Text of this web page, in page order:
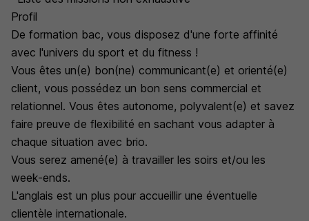
Profil
De formation bac, vous disposez d'une forte affinité
avec l'univers du sport et du fitness !
Vous êtes un(e) bon(ne) communicant(e) et orienté(e)
client, vous possédez un bon sens commercial et
relationnel. Vous êtes autonome, polyvalent(e) et savez
faire preuve de flexibilité en sachant vous adapter à
chaque situation avec brio.
Vous serez amené(e) à travailler les soirs et/ou les
week-ends.
L'anglais est un plus pour accueillir une éventuelle
clientèle internationale.